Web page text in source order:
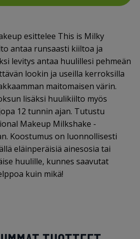
esittelee This is Milky
antaa runsaasti kiiltoa ja
levitys antaa huulillesi pehmeän
lookin ja useilla kerroksilla
maitomaisen värin.
lisäksi huulikiilto myös
12 tunnin ajan. Tutustu
Makeup Milkshake -
Koostumus on luonnollisesti
eläinperäisiä ainesosia tai
huulille, kunnes saavutat
kuin mikä!